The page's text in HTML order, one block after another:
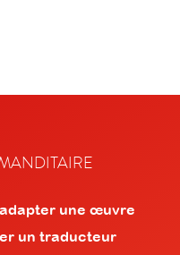
une œuvre
un traducteur